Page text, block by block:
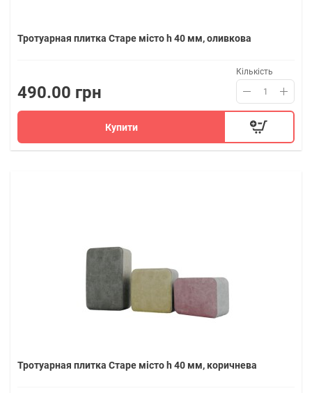
Тротуарная плитка Старе місто h 40 мм, оливкова
490.00 грн
Кількість
Купити
Тротуарная плитка Старе місто h 40 мм, коричнева